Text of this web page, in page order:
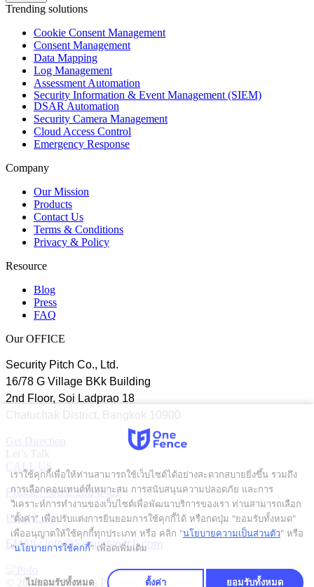
Trending solutions
Cookie Consent Management
Consent Management
Data Mapping
Log Management
Assessment Automation
Security Information & Event Management (SIEM)
DSAR Automation
Security Camera Management
Cloud Access Control
Emergency Response
Company
Our Mission
Products
Contact Us
Terms & Conditions
Privacy & Policy
Resource
Blog
Press
FAQ
Our OFFICE
Security Pitch Co., Ltd.
16/78 G Village BKk Building
2nd Floor, Soi Ladprao 18
Chatuchak District, Bangkok 10900
Get Direction
Let’s Talk
CALL US
Phone: +66 2 103 6462
EMAIL US
EMAIL: Info@Securitypitch.com
© 2023 OneFence is Powered by Security Pitch.
เราใช้คุกกี้เพื่อให้ท่านสามารถใช้เว็บไซต์ได้อย่างสะดวกสบายยิ่งขึ้น รวมถึง
การเลือกคอนเทนต์ที่เหมาะสม การสนับสนุนความปลอดภัย และการ
วิเคราะห์การทำงานของเว็บไซต์เพื่อพัฒนาบริการของเรา ท่านสามารถเลือก
"ตั้งค่า" เพื่อปรับแต่งการยินยอมการใช้คุกกี้ได้ หรือกดปุ่ม "ยอมรับทั้งหมด"
เพื่ออนุญาตให้ใช้คุกกี้ทุกประเภท หรือ คลิก "นโยบายความเป็นส่วนตัว" หรือ
"นโยบายการใช้คุกกี้" เพื่อดูเพิ่มเติม
ไม่ยอมรับทั้งหมด ตั้งค่า ยอมรับทั้งหมด